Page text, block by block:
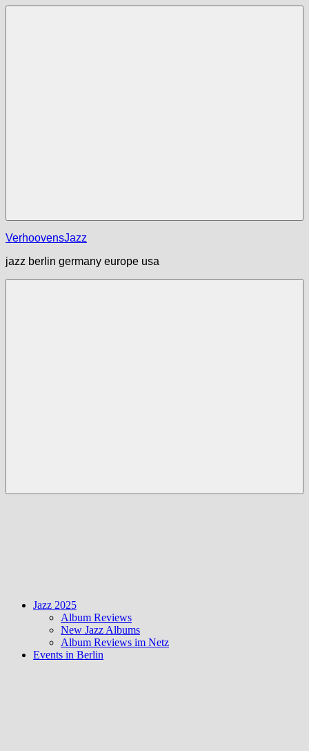
Zum
VerhoovensJazz
jazz berlin germany europe usa
Jazz 2025
Album Reviews
New Jazz Albums
Album Reviews im Netz
Events in Berlin